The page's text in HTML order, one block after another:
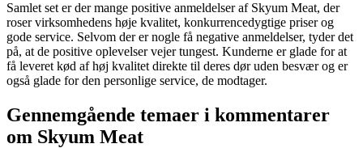
Samlet set er der mange positive anmeldelser af Skyum Meat, der
roser virksomhedens høje kvalitet, konkurrencedygtige priser og
gode service. Selvom der er nogle få negative anmeldelser, tyder det
på, at de positive oplevelser vejer tungest. Kunderne er glade for at
få leveret kød af høj kvalitet direkte til deres dør uden besvær og er
også glade for den personlige service, de modtager.
Gennemgående temaer i kommentarer
om Skyum Meat